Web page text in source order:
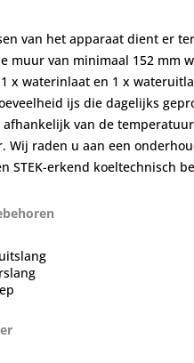
van het apparaat dient er
muur van minimaal 152 mm
x waterinlaat en 1 x
ijs die dagelijks
afhankelijk van de
Wij raden u aan een
STEK-erkend koeltechnisch